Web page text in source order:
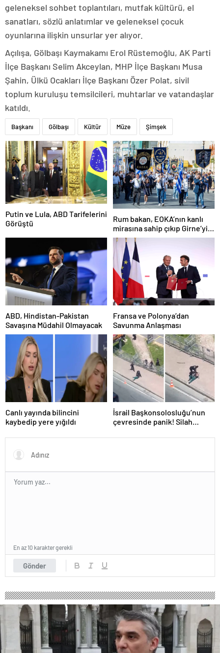
geleneksel sohbet toplantıları, mutfak kültürü, el
sanatları, sözlü anlatımlar ve geleneksel çocuk
oyunlarına ilişkin unsurlar yer alıyor.
Açılışa, Gölbaşı Kaymakamı Erol Rüstemoğlu, AK Parti
İlçe Başkanı Selim Akceylan, MHP İlçe Başkanı Musa
Şahin, Ülkü Ocakları İlçe Başkanı Özer Polat, sivil
toplum kuruluşu temsilcileri, muhtarlar ve vatandaşlar
katıldı.
Başkanı Gölbaşı Kültür Müze Şimşek
Putin ve Lula, ABD Tarifelerini
Görüştü
Rum bakan, EOKA’nın kanlı
mirasına sahip çıkıp Girne’yi
hedef gösterdi
ABD, Hindistan-Pakistan
Savaşına Müdahil Olmayacak
Fransa ve Polonya’dan
Savunma Anlaşması
Canlı yayında bilincini
kaybedip yere yığıldı
İsrail Başkonsolosluğu’nun
çevresinde panik! Silah
açıklama geldi
Gönder
En az 10 karakter gerekli